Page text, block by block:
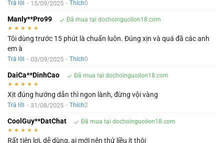
Trả lời • 15/09/2025 • Thích0
Manly**Pro99 Đã mua tại dochoinguoilon18.com
★ ★ ★ ★ ★
Tôi dùng trước 15 phút là chuẩn luôn. Đúng xịn và quá đã các anh
em à
Trả lời • 03/09/2025 • Thích0
DaiCa**DinhCao Đã mua tại dochoinguoilon18.com
★ ★ ★ ★ ★
Xịt đúng hướng dẫn thì ngon lành, đừng vội vàng
Trả lời • 31/08/2025 • Thích2
CoolGuy**DatChat Đã mua tại dochoinguoilon18.com
★ ★ ★ ★ ★
Rất tiện lợi, dễ dùng, ai mới nên thử liều ít thôi